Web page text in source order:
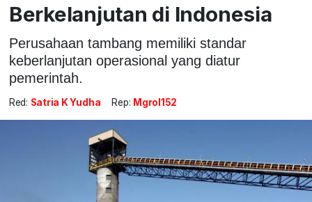
Berkelanjutan di Indonesia
Perusahaan tambang memiliki standar
keberlanjutan operasional yang diatur
pemerintah.
Red: Satria K Yudha Rep: Mgrol152